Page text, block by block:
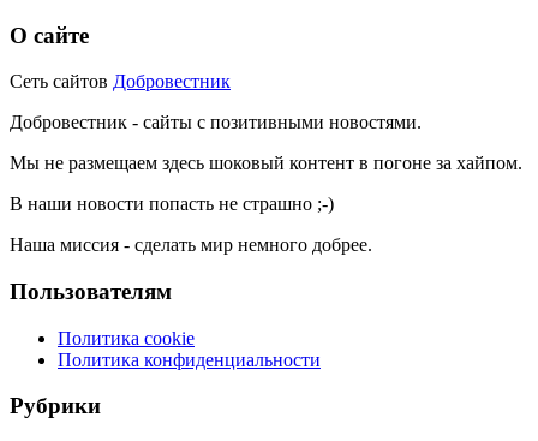
О сайте
Сеть сайтов Добровестник
Добровестник - сайты с позитивными новостями.
Мы не размещаем здесь шоковый контент в погоне за хайпом.
В наши новости попасть не страшно ;-)
Наша миссия - сделать мир немного добрее.
Пользователям
Политика cookie
Политика конфиденциальности
Рубрики